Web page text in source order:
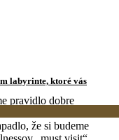
labyrinte, ktoré vás
pravidlo dobre
našich
že si budeme